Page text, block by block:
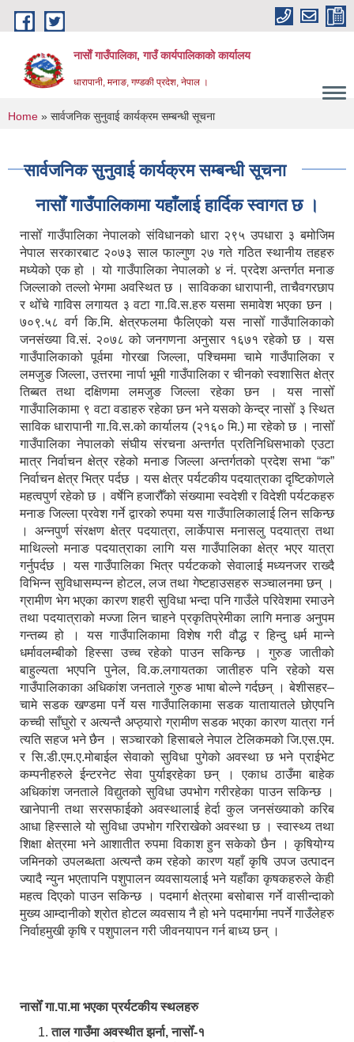
Skip to main content
नासाेँ गाउँपालिका, गाउँ कार्यपालिकाकाे कार्यालय
धारापानी, मनाङ, गण्डकी प्रदेश, नेपाल ।
You are here
Home » सार्वजनिक सुनुवाई कार्यक्रम सम्बन्धी सूचना
सार्वजनिक सुनुवाई कार्यक्रम सम्बन्धी सूचना
नासाेँ गाउँपालिकामा यहाँलाई हार्दिक स्वागत छ ।
नासोँ गाउँपालिका नेपालको संविधानको धारा २९५ उपधारा ३ बमोजिम
नेपाल सरकारबाट २०७३ साल फाल्गुण २७ गते गठित स्थानीय तहहरु
मध्येको एक हो । यो गाउँपालिका नेपालको ४ नं. प्रदेश अन्तर्गत मनाङ
जिल्लाको तल्लो भेगमा अवस्थित छ । साविकका धारापानी‚ ताचैवगरछाप
र थोँचे गाविस लगायत ३ वटा गा.वि.स.हरु यसमा समावेश भएका छन ।
७०९.५८ वर्ग कि.मि. क्षेत्रफलमा फैलिएको यस नासोँ गाउँपालिकाको
जनसंख्या वि.सं. २०७८ को जनगणना अनुसार १६७१ रहेको छ । यस
गाउँपालिकाको पूर्वमा गोरखा जिल्ला, पश्चिममा चामे गाउँपालिका र
लमजुङ जिल्ला, उत्तरमा नार्पा भूमी गाउँपालिका र चीनको स्वशासित क्षेत्र
तिब्बत तथा दक्षिणमा लमजुङ जिल्ला रहेका छन । यस नासोँ
गाउँपालिकामा ९ वटा वडाहरु रहेका छन भने यसको केन्द्र नासोँ ३ स्थित
साविक धारापानी गा.वि.स.को कार्यालय (२१६० मि.) मा रहेको छ । नासोँ
गाउँपालिका नेपालको संघीय संरचना अन्तर्गत प्रतिनिधिसभाको एउटा
मात्र निर्वाचन क्षेत्र रहेको मनाङ जिल्ला अन्तर्गतको प्रदेश सभा “क”
निर्वाचन क्षेत्र भित्र पर्दछ । यस क्षेत्र पर्यटकीय पदयात्राका दृष्टिकोणले
महत्वपुर्ण रहेको छ । वर्षेनि हजारौँको संख्यामा स्वदेशी र विदेशी पर्यटकहरु
मनाङ जिल्ला प्रवेश गर्ने द्वारको रुपमा यस गाउँपालिकालाई लिन सकिन्छ
। अन्नपुर्ण संरक्षण क्षेत्र पदयात्रा, लार्केपास मनासलु पदयात्रा तथा
माथिल्लो मनाङ पदयात्राका लागि यस गाउँपालिका क्षेत्र भएर यात्रा
गर्नुपर्दछ । यस गाउँपालिका भित्र पर्यटकको सेवालाई मध्यनजर राख्दै
विभिन्न सुविधासम्पन्न होटल, लज तथा गेष्टहाउसहरु सञ्चालनमा छन् ।
ग्रामीण भेग भएका कारण शहरी सुविधा भन्दा पनि गाउँले परिवेशमा रमाउने
तथा पदयात्राको मज्जा लिन चाहने प्रकृतिप्रेमीका लागि मनाङ अनुपम
गन्तब्य हो । यस गाउँपालिकामा विशेष गरी वौद्ध र हिन्दु धर्म मान्ने
धर्मावलम्बीको हिस्सा उच्च रहेको पाउन सकिन्छ । गुरुङ जातीको
बाहुल्यता भएपनि पुनेल, वि.क.लगायतका जातीहरु पनि रहेको यस
गाउँपालिकाका अधिकांश जनताले गुरुङ भाषा बोल्ने गर्दछन् । बेशीसहर–
चामे सडक खण्डमा पर्ने यस गाउँपालिकामा सडक यातायातले छोएपनि
कच्ची साँघुरो र अत्यन्तै अप्ठ्यारो ग्रामीण सडक भएका कारण यात्रा गर्न
त्यति सहज भने छैन । सञ्चारको हिसाबले नेपाल टेलिकमको जि.एस.एम.
र सि.डी.एम.ए.मोबाईल सेवाको सुविधा पुगेको अवस्था छ भने प्राईभेट
कम्पनीहरुले ईन्टरनेट सेवा पुर्याइरहेका छन् । एकाध ठाउँमा बाहेक
अधिकांश जनताले विद्युतको सुविधा उपभोग गरीरहेका पाउन सकिन्छ ।
खानेपानी तथा सरसफाईको अवस्थालाई हेर्दा कुल जनसंख्याको करिब
आधा हिस्साले यो सुविधा उपभोग गरिराखेको अवस्था छ । स्वास्थ्य तथा
शिक्षा क्षेत्रमा भने आशातीत रुपमा विकाश हुन सकेको छैन । कृषियोग्य
जमिनको उपलब्धता अत्यन्तै कम रहेको कारण यहाँ कृषि उपज उत्पादन
ज्यादै न्युन भएतापनि पशुपालन व्यवसायलाई भने यहाँका कृषकहरुले केही
महत्व दिएको पाउन सकिन्छ । पदमार्ग क्षेत्रमा बसोबास गर्ने वासीन्दाको
मुख्य आम्दानीको श्रोत होटल व्यवसाय नै हो भने पदमार्गमा नपर्ने गाउँलेहरु
निर्वाहमुखी कृषि र पशुपालन गरी जीवनयापन गर्न बाध्य छन् ।
नासोँ गा.पा.मा भएका प्रर्यटकीय स्थलहरु
ताल गाउँमा अवस्थीत झर्ना, नासोँ-१